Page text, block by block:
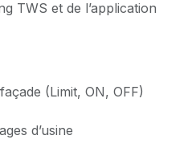
TWS et de l’application
(Limit, ON, OFF)
d’usine